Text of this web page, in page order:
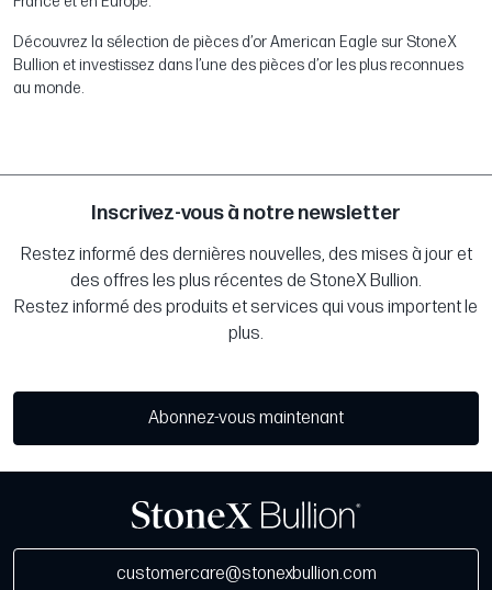
Découvrez la sélection de pièces d’or American Eagle sur StoneX
Bullion et investissez dans l’une des pièces d’or les plus reconnues
au monde.
Inscrivez-vous à notre newsletter
Restez informé des dernières nouvelles, des mises à jour et
des offres les plus récentes de StoneX Bullion.
Restez informé des produits et services qui vous importent le
plus.
Abonnez-vous maintenant
customercare@stonexbullion.com